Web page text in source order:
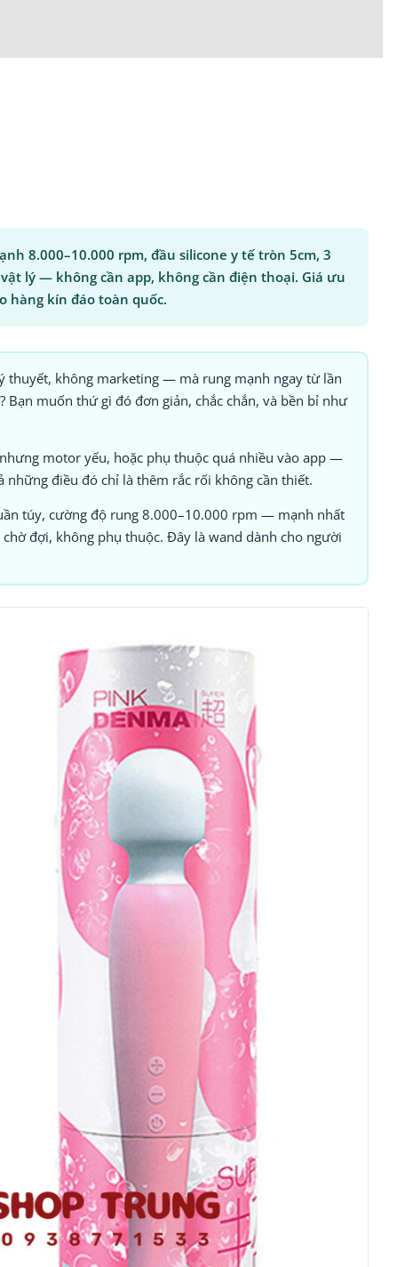
8.000–10.000 rpm, đầu silicone y tế tròn 5cm, 3
lý — không cần app, không cần điện thoại. Giá ưu
hàng kín đáo toàn quốc.
thuyết, không marketing — mà rung mạnh ngay từ lần
Bạn muốn thứ gì đó đơn giản, chắc chắn, và bền bỉ như
motor yếu, hoặc phụ thuộc quá nhiều vào app —
điều đó chỉ là thêm rắc rối không cần thiết.
túy, cường độ rung 8.000–10.000 rpm — mạnh nhất
đợi, không phụ thuộc. Đây là wand dành cho người